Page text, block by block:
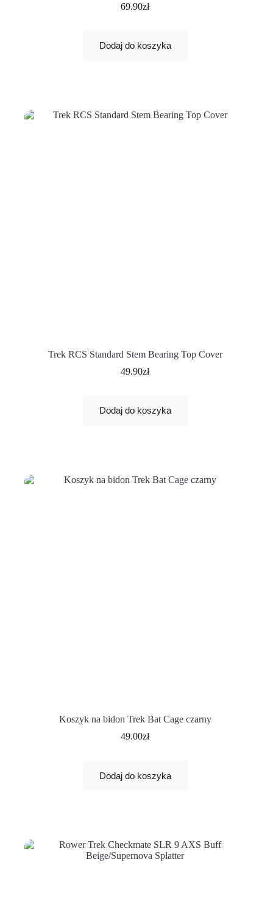
69.90zł
Dodaj do koszyka
Trek RCS Standard Stem Bearing Top Cover
49.90zł
Dodaj do koszyka
Koszyk na bidon Trek Bat Cage czarny
49.00zł
Dodaj do koszyka